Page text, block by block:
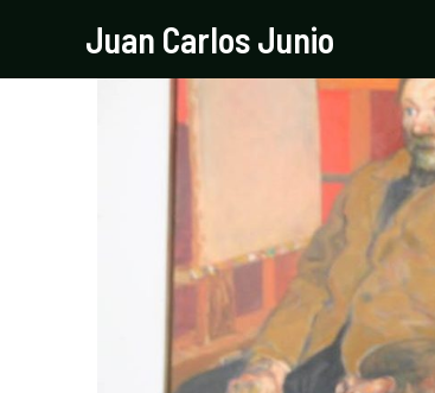
Juan Carlos Junio
de